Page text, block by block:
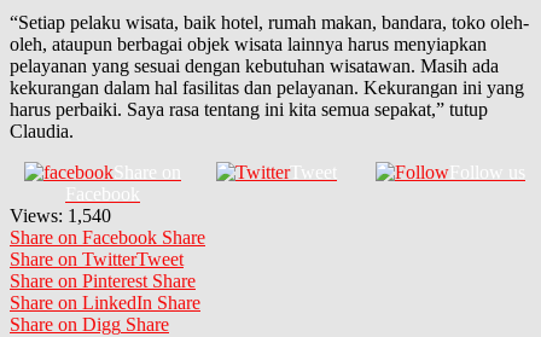
“Setiap pelaku wisata, baik hotel, rumah makan, bandara, toko oleh-
oleh, ataupun berbagai objek wisata lainnya harus menyiapkan
pelayanan yang sesuai dengan kebutuhan wisatawan. Masih ada
kekurangan dalam hal fasilitas dan pelayanan. Kekurangan ini yang
harus perbaiki. Saya rasa tentang ini kita semua sepakat,” tutup
Claudia.
Share on
Facebook
Tweet Follow us
Views: 1,540
Share on Facebook Share
Share on TwitterTweet
Share on Pinterest Share
Share on LinkedIn Share
Share on Digg Share